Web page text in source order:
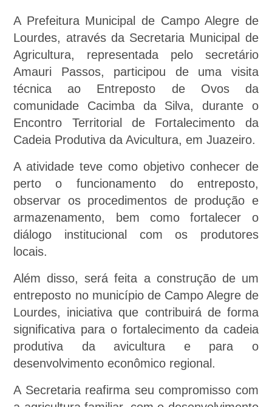
A Prefeitura Municipal de Campo Alegre de
Lourdes, através da Secretaria Municipal de
Agricultura, representada pelo secretário
Amauri Passos, participou de uma visita
técnica ao Entreposto de Ovos da
comunidade Cacimba da Silva, durante o
Encontro Territorial de Fortalecimento da
Cadeia Produtiva da Avicultura, em Juazeiro.
A atividade teve como objetivo conhecer de
perto o funcionamento do entreposto,
observar os procedimentos de produção e
armazenamento, bem como fortalecer o
diálogo institucional com os produtores
locais.
Além disso, será feita a construção de um
entreposto no município de Campo Alegre de
Lourdes, iniciativa que contribuirá de forma
significativa para o fortalecimento da cadeia
produtiva da avicultura e para o
desenvolvimento econômico regional.
A Secretaria reafirma seu compromisso com